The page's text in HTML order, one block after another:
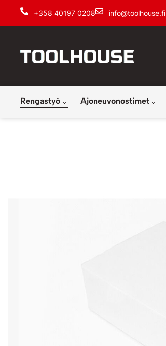
+358 40197 0208 info@toolhouse.fi
Rengastyö Ajoneuvonostimet